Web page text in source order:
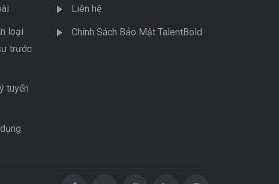
loại
trước
tuyển
Liên hệ
Chính Sách Bảo Mật TalentBold